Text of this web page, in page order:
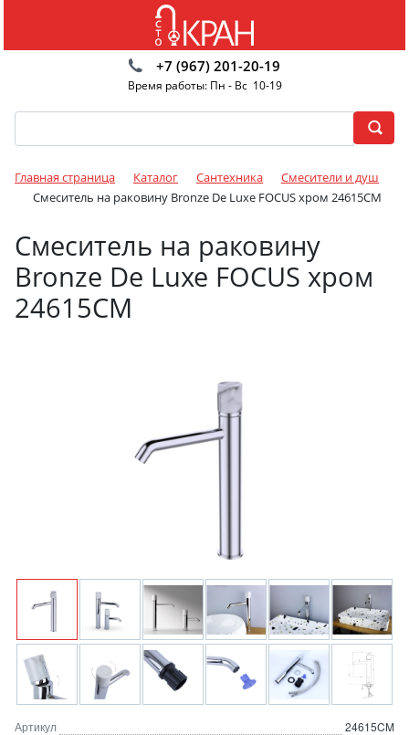
+7 (967) 201-20-19
Время работы: Пн - Вс 10-19
Главная страница Каталог Сантехника
Смесители и душ
Смеситель на раковину Bronze De Luxe FOCUS хром 24615CM
Смеситель на раковину
Bronze De Luxe FOCUS хром
24615CM
Артикул 24615CM